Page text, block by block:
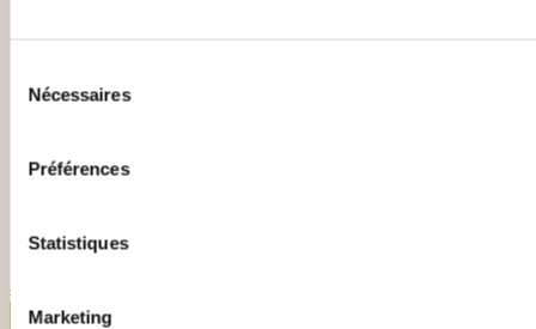
Nécessaires
Préférences
Statistiques
Marketing
Je réserve !